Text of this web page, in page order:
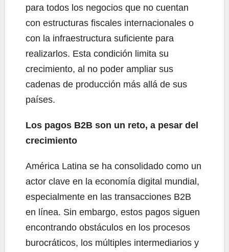
para todos los negocios que no cuentan
con estructuras fiscales internacionales o
con la infraestructura suficiente para
realizarlos. Esta condición limita su
crecimiento, al no poder ampliar sus
cadenas de producción más allá de sus
países.
Los pagos B2B son un reto, a pesar del
crecimiento
América Latina se ha consolidado como un
actor clave en la economía digital mundial,
especialmente en las transacciones B2B
en línea. Sin embargo, estos pagos siguen
encontrando obstáculos en los procesos
burocráticos, los múltiples intermediarios y